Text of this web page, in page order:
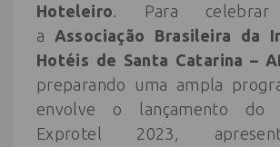
Hoteleiro . Para
a Associação Brasileira da
Hotéis de Santa Catarina –
preparando uma ampla
envolve o lançamento do
Exprotel 2023,